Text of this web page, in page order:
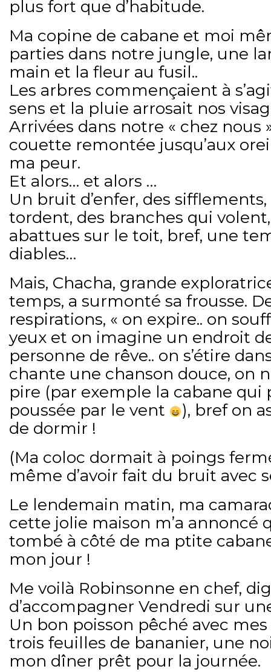
plus fort que d’habitude.
Ma copine de cabane et moi
parties dans notre jungle, une
main et la fleur au fusil..
Les arbres commençaient à
sens et la pluie arrosait nos
Arrivées dans notre « chez nous
couette remontée jusqu’aux
ma peur.
Et alors… et alors …
Un bruit d’enfer, des
tordent, des branches qui
abattues sur le toit, bref, une
diables…
Mais, Chacha, grande
temps, a surmonté sa frousse.
respirations, « on expire.. on
yeux et on imagine un endroit
personne de rêve.. on s’étire
chante une chanson douce, on
pire (par exemple la cabane qui
poussée par le vent
), bref on
de dormir !
(Ma coloc dormait à poings
même d’avoir fait du bruit avec
Le lendemain matin, ma
cette jolie maison m’a annoncé
tombé à côté de ma ptite
mon jour !
Me voilà Robinsonne en chef,
d’accompagner Vendredi sur
Un bon poisson pêché avec
trois feuilles de bananier, une
mon dîner prêt pour la journée.